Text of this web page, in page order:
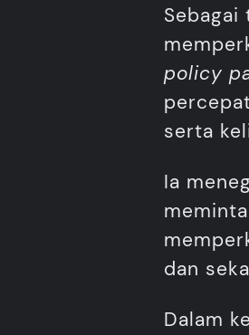
policy
serta
Ia
dan
Dalam